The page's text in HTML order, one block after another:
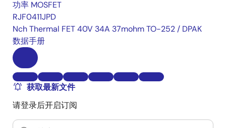
功率 MOSFET
RJF0411JPD
Nch Thermal FET 40V 34A 37mohm TO-252 / DPAK
数据手册
获取最新文件
请登录后开启订阅